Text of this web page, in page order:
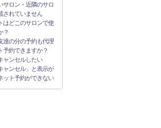
サロン・近隣のサロ
されていません
はどこのサロンで使
？
達の分の予約も代理
予約できますか？
ャンセルしたい
ャンセル」と表示が
ット予約ができない